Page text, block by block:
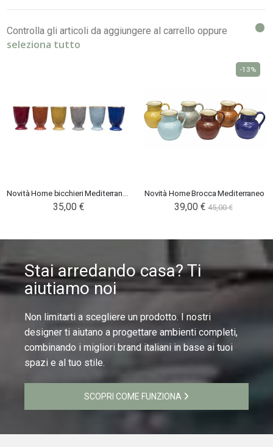
Controlla gli articoli da aggiungere al carrello oppure
seleziona tutto
35,00 €
Novità Home Brocca Mediterraneo
39,00 € 45,00 €
-13%
Stai arredando casa? Ti
aiutiamo noi
Non limitarti a scegliere un prodotto. I nostri
designer ti aiutano a progettare ambienti completi,
combinando i migliori brand italiani in base ai tuoi
spazi e al tuo stile.
SCOPRI COME FUNZIONA